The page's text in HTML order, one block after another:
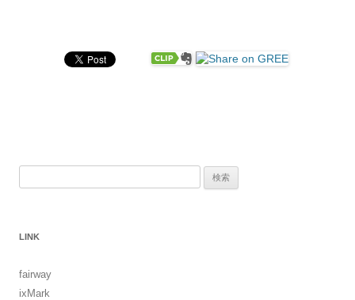
LINK
fairway
ixMark